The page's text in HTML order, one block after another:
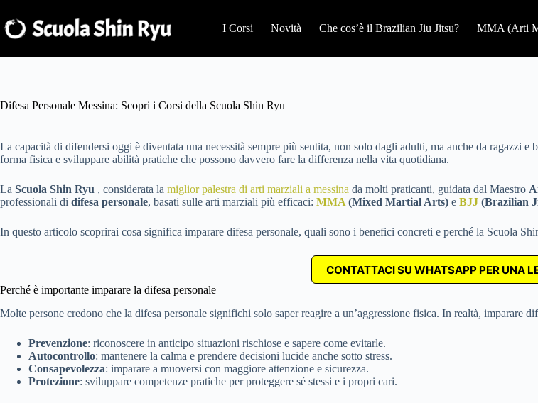
contenuto
I Corsi Novità Che cos’è il Brazilian Jiu Jitsu? MMA (Arti
Difesa Personale Messina: Scopri i Corsi della Scuola Shin Ryu
La capacità di difendersi oggi è diventata una necessità sempre più sentita, non solo dagli adulti, ma anche da ragazzi e
forma fisica e sviluppare abilità pratiche che possono davvero fare la differenza nella vita quotidiana.
La Scuola Shin Ryu , considerata la miglior palestra di arti marziali a messina da molti praticanti, guidata dal Maestro
professionali di difesa personale, basati sulle arti marziali più efficaci: MMA (Mixed Martial Arts) e BJJ (Brazilian
In questo articolo scoprirai cosa significa imparare difesa personale, quali sono i benefici concreti e perché la Scuola
CONTATTACI SU WHATSAPP PER UNA
Perché è importante imparare la difesa personale
Molte persone credono che la difesa personale significhi solo saper reagire a un’aggressione fisica. In realtà, imparare
Prevenzione: riconoscere in anticipo situazioni rischiose e sapere come evitarle.
Autocontrollo: mantenere la calma e prendere decisioni lucide anche sotto stress.
Consapevolezza: imparare a muoversi con maggiore attenzione e sicurezza.
Protezione: sviluppare competenze pratiche per proteggere sé stessi e i propri cari.